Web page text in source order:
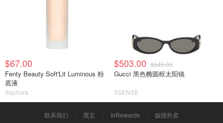
$67.00
Fenty Beauty Soft'Lit Luminous 粉
底液
Sephora
$503.00 $645.00
Gucci 黑色椭圆框太阳镜
SSENSE
联系我们 黑五 InRewards 饭团外卖